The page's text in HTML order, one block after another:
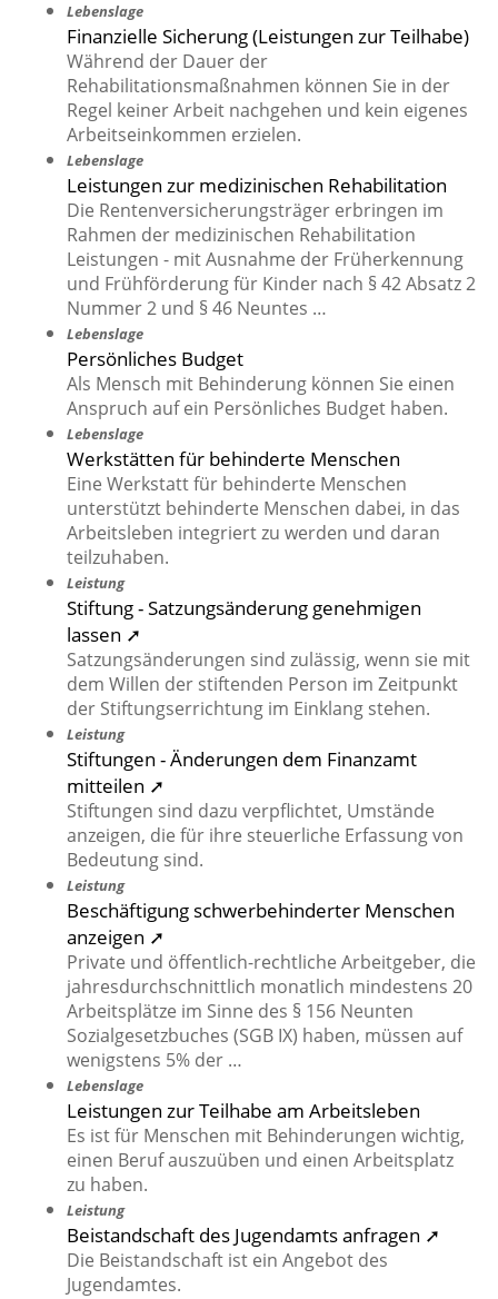
Lebenslage
Finanzielle Sicherung (Leistungen zur Teilhabe)
Während der Dauer der
Rehabilitationsmaßnahmen können Sie in der
Regel keiner Arbeit nachgehen und kein eigenes
Arbeitseinkommen erzielen.
Lebenslage
Leistungen zur medizinischen Rehabilitation
Die Rentenversicherungsträger erbringen im
Rahmen der medizinischen Rehabilitation
Leistungen - mit Ausnahme der Früherkennung
und Frühförderung für Kinder nach § 42 Absatz 2
Nummer 2 und § 46 Neuntes …
Lebenslage
Persönliches Budget
Als Mensch mit Behinderung können Sie einen
Anspruch auf ein Persönliches Budget haben.
Lebenslage
Werkstätten für behinderte Menschen
Eine Werkstatt für behinderte Menschen
unterstützt behinderte Menschen dabei, in das
Arbeitsleben integriert zu werden und daran
teilzuhaben.
Leistung
Stiftung - Satzungsänderung genehmigen
lassen ➚
Satzungsänderungen sind zulässig, wenn sie mit
dem Willen der stiftenden Person im Zeitpunkt
der Stiftungserrichtung im Einklang stehen.
Leistung
Stiftungen - Änderungen dem Finanzamt
mitteilen ➚
Stiftungen sind dazu verpflichtet, Umstände
anzeigen, die für ihre steuerliche Erfassung von
Bedeutung sind.
Leistung
Beschäftigung schwerbehinderter Menschen
anzeigen ➚
Private und öffentlich-rechtliche Arbeitgeber, die
jahresdurchschnittlich monatlich mindestens 20
Arbeitsplätze im Sinne des § 156 Neunten
Sozialgesetzbuches (SGB IX) haben, müssen auf
wenigstens 5% der …
Lebenslage
Leistungen zur Teilhabe am Arbeitsleben
Es ist für Menschen mit Behinderungen wichtig,
einen Beruf auszuüben und einen Arbeitsplatz
zu haben.
Leistung
Beistandschaft des Jugendamts anfragen ➚
Die Beistandschaft ist ein Angebot des
Jugendamtes.